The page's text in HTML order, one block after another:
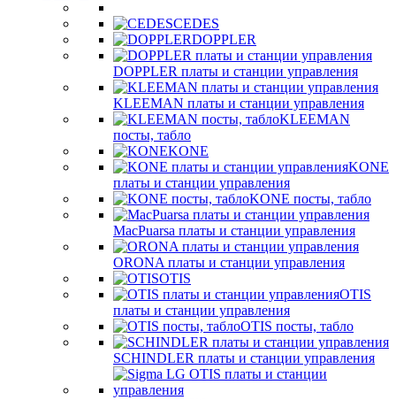
CEDES
DOPPLER
DOPPLER платы и станции управления
KLEEMAN платы и станции управления
KLEEMAN
посты, табло
KONE
KONE
платы и станции управления
KONE посты, табло
MacPuarsa платы и станции управления
ORONA платы и станции управления
OTIS
OTIS
платы и станции управления
OTIS посты, табло
SCHINDLER платы и станции управления